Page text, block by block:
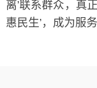
离’联系群众，真
惠民生’，成为服务